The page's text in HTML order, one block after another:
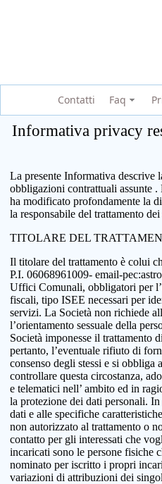
Contatti Faq
Informativa privacy
La presente Informativa descrive
obbligazioni contrattuali assunte .
ha modificato profondamente la
la responsabile del trattamento
TITOLARE DEL
Il titolare del trattamento è colui
P.I. 06068961009- email-
Uffici Comunali, obbligatori per
fiscali, tipo ISEE necessari per
servizi. La Società non richiede
l’orientamento sessuale della
Società imponesse il trattamento
pertanto, l’eventuale rifiuto di
consenso degli stessi e si
controllare questa circostanza,
e telematici nell’ ambito ed in
la protezione dei dati personali.
dati e alle specifiche
non autorizzato al trattamento o
contatto per gli interessati che
incaricati sono le persone fisiche
nominato per iscritto i propri
variazioni di attribuzioni dei